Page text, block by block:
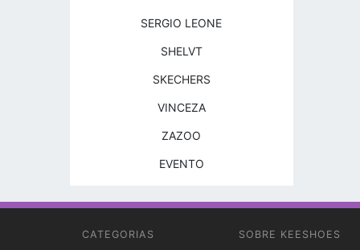
SERGIO LEONE
SHELVT
SKECHERS
VINCEZA
ZAZOO
EVENTO
CATEGORIAS SOBRE KEESHOES